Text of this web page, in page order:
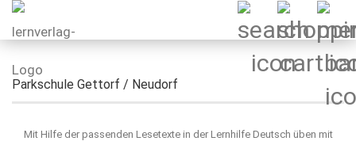
Parkschule Gettorf / Neudorf
Mit Hilfe der passenden Lesetexte in der Lernhilfe Deutsch üben mit